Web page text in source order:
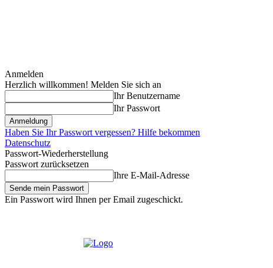
Anmelden
Herzlich willkommen! Melden Sie sich an
Ihr Benutzername
Ihr Passwort
Haben Sie Ihr Passwort vergessen? Hilfe bekommen
Datenschutz
Passwort-Wiederherstellung
Passwort zurücksetzen
Ihre E-Mail-Adresse
Ein Passwort wird Ihnen per Email zugeschickt.